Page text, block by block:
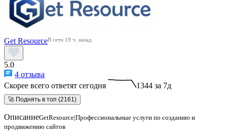
Get ResourceВ сети 19 ч. назад
5.0
4 отзыва
Скорее всего ответят сегодня
1344 за 7д
🚀 Поднять в топ (2161)
ОписаниеGetResource|Профессиональные услуги по созданию и
продвижению сайтов